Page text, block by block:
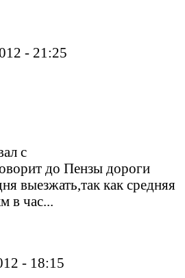
- 21:25
с
до Пензы дороги
выезжать,так как средняя
в час...
- 18:15